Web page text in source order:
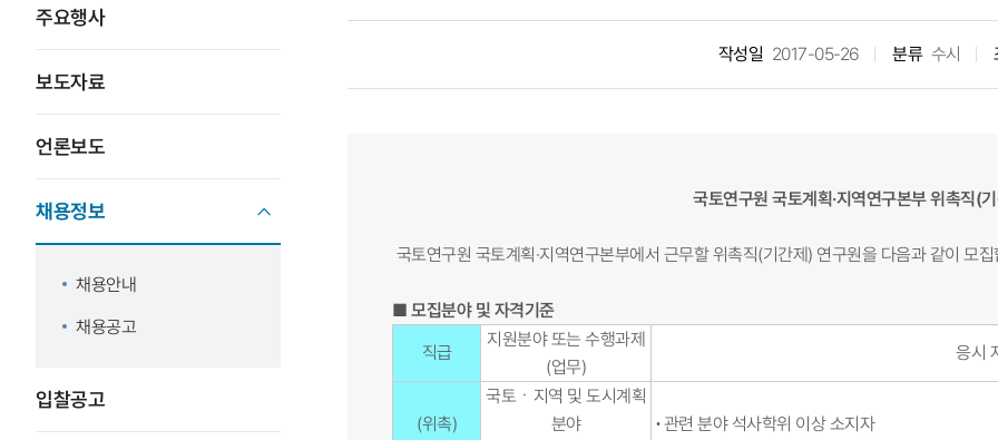
주요행사
보도자료
언론보도
채용정보
채용안내
채용공고
입찰공고
작성일 2017-05-26 분류 수시
국토연구원 국토계획·지역연구본부위촉직(
국토연구원 국토계획·지역연구본부에서 근무할 위촉직(기간제) 연구원을 다음과 같이 모
■ 모집분야 및 자격기준
직급
지원분야 또는 수행과제
(업무)
응시
(위촉)
국토ㆍ지역 및 도시계획
분야
∙관련 분야 석사학위 이상 소지자